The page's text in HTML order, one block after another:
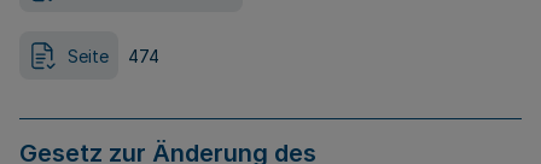
Seite 474
Gesetz zur Änderung des